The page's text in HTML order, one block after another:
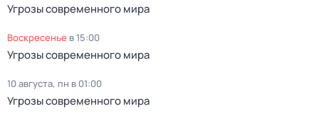
Угрозы современного мира
воскресенье в15:00
Угрозы современного мира
10 августа, пн в 01:00
Угрозы современного мира